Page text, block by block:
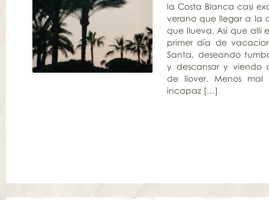
la Costa Blanca casi
verano que llegar a la
que llueva. Así que allí
primer día de
Santa, deseando
y descansar y viendo
de llover. Menos mal
incapaz […]